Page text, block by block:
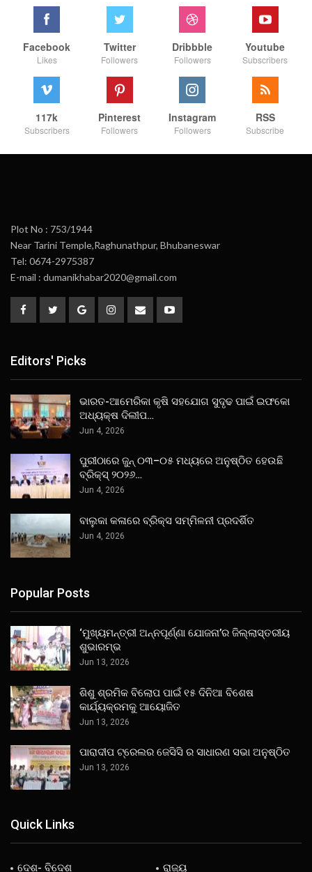
Facebook
Likes
Twitter
Followers
Dribbble
Followers
Youtube
Subscribers
117k
Subscribers
Pinterest
Followers
Instagram
Followers
RSS
Subscribe
Plot No : 753/1944
Near Tarini Temple,Raghunathpur, Bhubaneswar
Tel: 0674-2975387
E-mail : dumanikhabar2020@gmail.com
Editors' Picks
ଭାରତ-ଆମେରିକା କୃଷି ସହଯୋଗ ସୁଦୃଢ ପାଇଁ ଇଫକୋ
ଅଧ୍ୟକ୍ଷ ଦିଲୀପ…
Jun 4, 2026
ପୁରୀଠାରେ ଜୁନ୍ ୦୩–୦୫ ମଧ୍ୟରେ ଅନୁଷ୍ଠିତ ହେଉଛି
ବ୍ରିକ୍ସ୍ ୨୦୨୬…
Jun 4, 2026
ବାଲୁକା କଳାରେ ବ୍ରିକ୍ସ ସମ୍ମିଳନୀ ପ୍ରଦର୍ଶିତ
Jun 4, 2026
Popular Posts
‘ମୁଖ୍ୟମନ୍ତ୍ରୀ ଅନ୍ନପୂର୍ଣ୍ଣା ଯୋଜନା’ର ଜିଲ୍ଲାସ୍ତରୀୟ
ଶୁଭାରମ୍ଭ
Jun 13, 2026
ଶିଶୁ ଶ୍ରମିକ ବିଲୋପ ପାଇଁ ୧୫ ଦିନିଆ ବିଶେଷ
କାର୍ଯ୍ୟକ୍ରମକୁ ଆୟୋଜିତ
Jun 13, 2026
ପାରାଦୀପ ଟ୍ରେଲର ଜେସିସି ର ସାଧାରଣ ସଭା ଅନୁଷ୍ଠିତ
Jun 13, 2026
Quick Links
ଦେଶ- ବିଦେଶ ରାଜ୍ୟ